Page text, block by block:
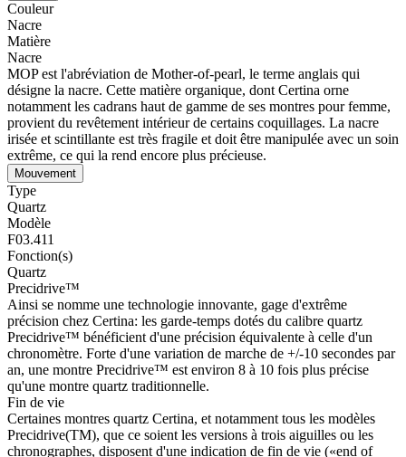
Couleur
Nacre
Matière
Nacre
MOP est l'abréviation de Mother-of-pearl, le terme anglais qui
désigne la nacre. Cette matière organique, dont Certina orne
notamment les cadrans haut de gamme de ses montres pour femme,
provient du revêtement intérieur de certains coquillages. La nacre
irisée et scintillante est très fragile et doit être manipulée avec un soin
extrême, ce qui la rend encore plus précieuse.
Mouvement
Type
Quartz
Modèle
F03.411
Fonction(s)
Quartz
Precidrive™
Ainsi se nomme une technologie innovante, gage d'extrême
précision chez Certina: les garde-temps dotés du calibre quartz
Precidrive™ bénéficient d'une précision équivalente à celle d'un
chronomètre. Forte d'une variation de marche de +/-10 secondes par
an, une montre Precidrive™ est environ 8 à 10 fois plus précise
qu'une montre quartz traditionnelle.
Fin de vie
Certaines montres quartz Certina, et notamment tous les modèles
Precidrive(TM), que ce soient les versions à trois aiguilles ou les
chronographes, disposent d'une indication de fin de vie («end of